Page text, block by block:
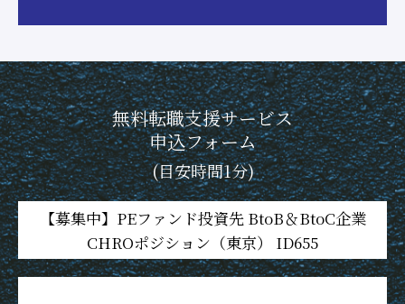
無料転職支援サービス
申込フォーム
(目安時間1分)
【募集中】PEファンド投資先 BtoB＆BtoC企業
CHROポジション（東京） ID655